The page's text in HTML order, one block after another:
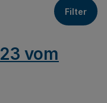
Filter
vom